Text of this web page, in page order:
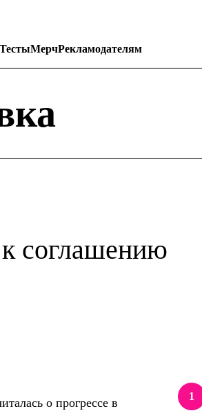
ТестыМерчРекламодателям
соглашению
о прогрессе в
1